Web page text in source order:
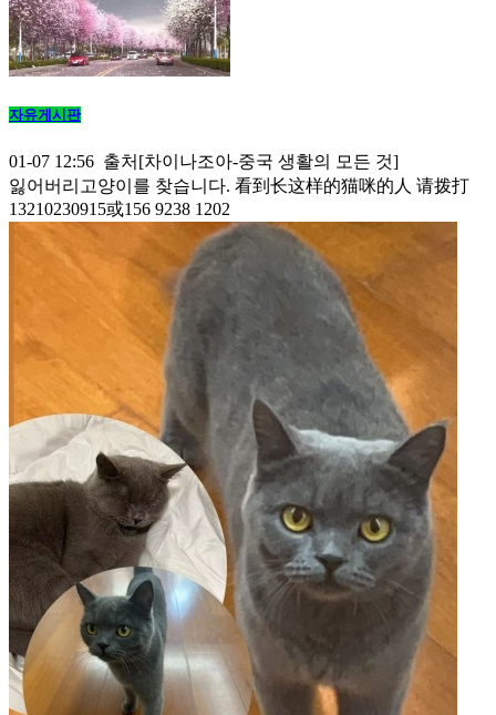
자유게시판
01-07 12:56 출처[차이나조아-중국 생활의 모든 것]
잃어버리고양이를 찾습니다. 看到长这样的猫咪的人 请拨打
13210230915或156 9238 1202